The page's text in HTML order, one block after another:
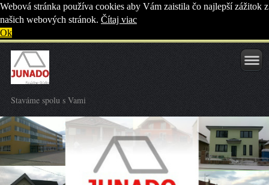
Webová stránka používa cookies aby Vám zaistila čo najlepší zážitok z
našich webových stránok. Čítaj viac
Ok
Staváme spolu s Vami